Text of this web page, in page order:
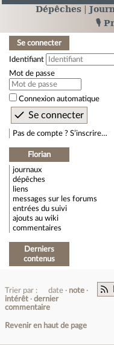
Dépêches
🎙️
Se connecter
Identifiant
Mot de passe
Connexion automatique
Pas de compte ? S’inscrire…
Florian
journaux
dépêches
liens
messages sur les forums
entrées du suivi
ajouts au wiki
commentaires
Derniers
contenus
Trier par : date
note
intérêt
dernier
commentaire
Revenir en haut de page